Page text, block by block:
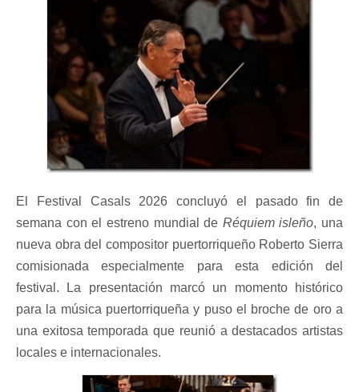
El Festival Casals 2026 concluyó el pasado fin de
semana con el estreno mundial de Réquiem isleño, una
nueva obra del compositor puertorriqueño Roberto Sierra
comisionada especialmente para esta edición del
festival. La presentación marcó un momento histórico
para la música puertorriqueña y puso el broche de oro a
una exitosa temporada que reunió a destacados artistas
locales e internacionales.